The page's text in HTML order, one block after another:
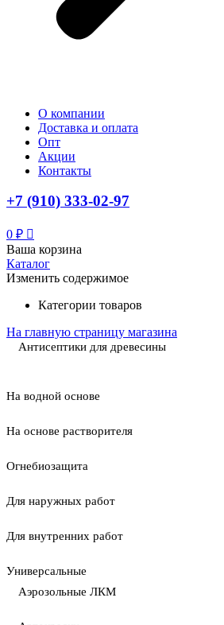
О компании
Доставка и оплата
Опт
Акции
Контакты
+7 (910) 333-02-97
0 ₽
Ваша корзина
Каталог
Изменить содержимое
Категории товаров
На главную страницу магазина
Антисептики для древесины
На водной основе
На основе растворителя
Огнебиозащита
Для наружных работ
Для внутренних работ
Универсальные
Аэрозольные ЛКМ